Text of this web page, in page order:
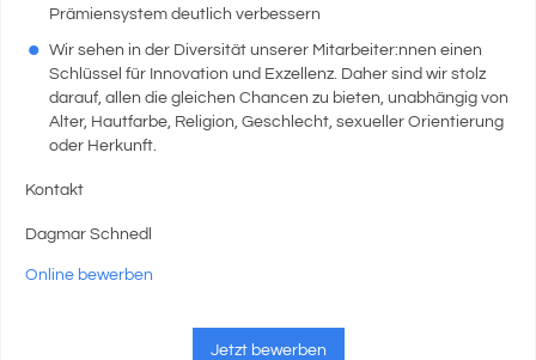
Prämiensystem deutlich verbessern
Wir sehen in der Diversität unserer Mitarbeiter:nnen einen
Schlüssel für Innovation und Exzellenz. Daher sind wir stolz
darauf, allen die gleichen Chancen zu bieten, unabhängig von
Alter, Hautfarbe, Religion, Geschlecht, sexueller Orientierung
oder Herkunft.
Kontakt
Dagmar Schnedl
Online bewerben
Jetzt bewerben